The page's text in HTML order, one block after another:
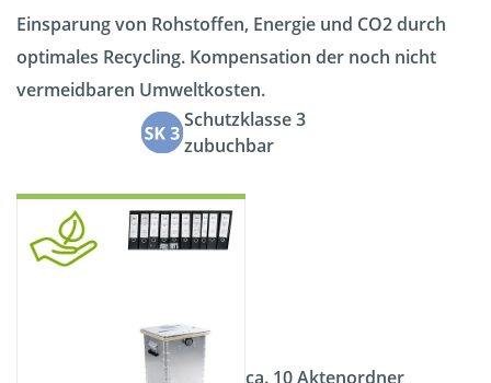
Einsparung von Rohstoffen, Energie und CO2 durch
optimales Recycling. Kompensation der noch nicht
vermeidbaren Umweltkosten.
Schutzklasse 3
zubuchbar
ca. 10 Aktenordner